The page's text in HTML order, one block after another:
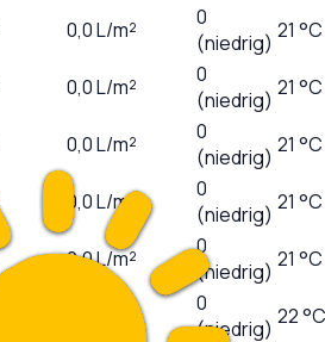
0,0L/m²
0
(niedrig) 21 °C
0,0L/m²
0
(niedrig) 21 °C
0,0L/m²
0
(niedrig) 21 °C
0,0L/m²
0
(niedrig) 21 °C
0,0L/m²
0
(niedrig) 21 °C
0
(niedrig) 22 °C